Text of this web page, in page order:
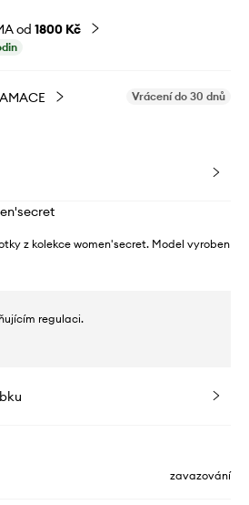
od 1800 Kč
Vrácení do 30 dnů
z kolekce women'secret. Model vyroben
regulaci.
zavazování